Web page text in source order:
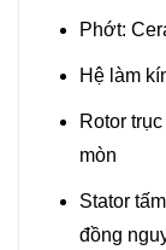
Phớt:
Hệ làm
Rotor
mòn
Stator
đồng